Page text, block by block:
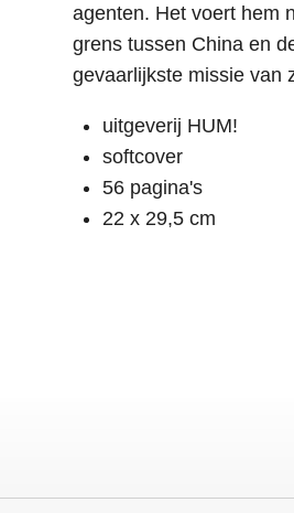
agenten. Het voert hem
grens tussen China en
gevaarlijkste missie van
uitgeverij HUM!
softcover
56 pagina's
22 x 29,5 cm